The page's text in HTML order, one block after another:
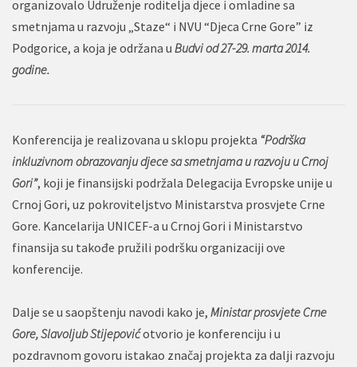
organizovalo Udruženje roditelja djece i omladine sa
smetnjama u razvoju „Staze“ i NVU “Djeca Crne Gore” iz
Podgorice, a koja je održana u Budvi od 27-29. marta 2014.
godine.
Konferencija je realizovana u sklopu projekta “Podrška
inkluzivnom obrazovanju djece sa smetnjama u razvoju u Crnoj
Gori”, koji je finansijski podržala Delegacija Evropske unije u
Crnoj Gori, uz pokroviteljstvo Ministarstva prosvjete Crne
Gore. Kancelarija UNICEF-a u Crnoj Gori i Ministarstvo
finansija su takođe pružili podršku organizaciji ove
konferencije.
Dalje se u saopštenju navodi kako je, Ministar prosvjete Crne
Gore, Slavoljub Stijepovićotvorio je konferenciju i u
pozdravnom govoru istakao značaj projekta za dalji razvoju